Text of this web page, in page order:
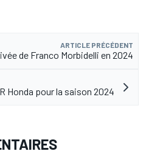
ARTICLE PRÉCÉDENT
de Franco Morbidelli en 2024
Honda pour la saison 2024